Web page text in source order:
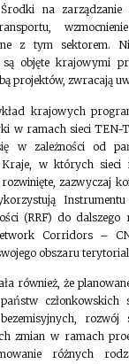
na zarządzanie
z tym sektorem.
objęte krajowymi
projektów, zwracają
krajowych
w ramach sieci
w zależności od
w których sieci
zazwyczaj
(RRF) do
Corridors –
obszaru
również, że
członkowskich
rozwój
zmian w ramach
różnych